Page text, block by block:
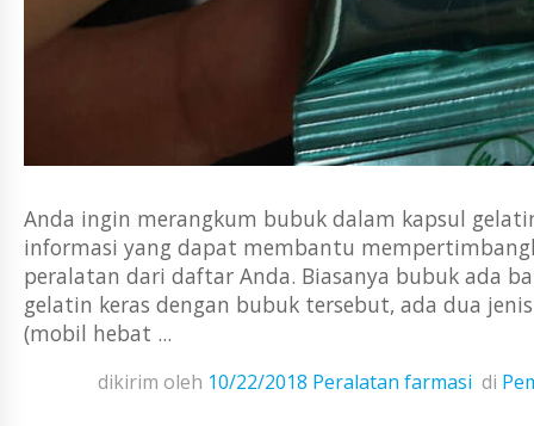
Anda ingin merangkum bubuk dalam kapsul
informasi yang dapat membantu
peralatan dari daftar Anda. Biasanya bubuk ada
gelatin keras dengan bubuk tersebut, ada dua
(mobil hebat ...
dikirim oleh 10/22/2018 Peralatan farmasi di